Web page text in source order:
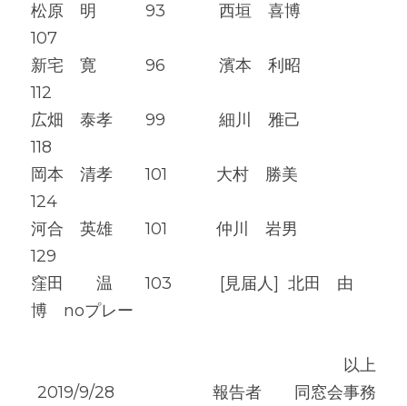
松原　明　　　93　　　 西垣　喜博
107
新宅　寛　　　96　　　 濱本　利昭
112
広畑　泰孝　　99　　　 細川　雅己
118
岡本　清孝　　101　　　大村　勝美
124
河合　英雄　　101　　　仲川　岩男
129
窪田　　温　　103　       [見届人]  北田　由
博　noプレー
以上
2019/9/28　　　　　　報告者　　同窓会事務